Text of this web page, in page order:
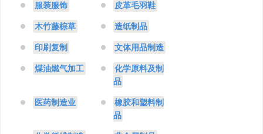
服装服饰 皮革毛羽鞋
木竹藤棕草 造纸制品
印刷复制 文体用品制造
煤油燃气加工
化学原料及制
品
医药制造业
橡胶和塑料制
品